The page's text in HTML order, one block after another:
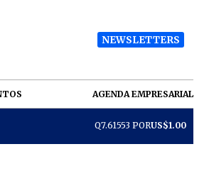
NEWSLETTERS
AGENDA EMPRESARIAL
Q7.61553 PORUS$1.00